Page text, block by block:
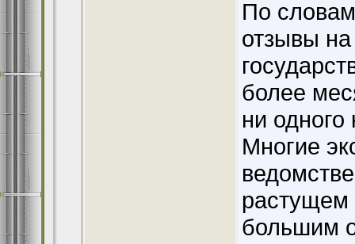
По
отзывы на
более
ни одного
Многие
растущем
большим